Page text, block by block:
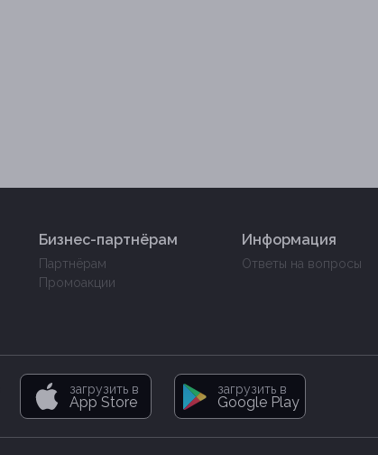
Бизнес-партнёрам
Партнёрам
Промоакции
Информация
Ответы на вопросы
загрузить в
App Store
загрузить в
Google Play